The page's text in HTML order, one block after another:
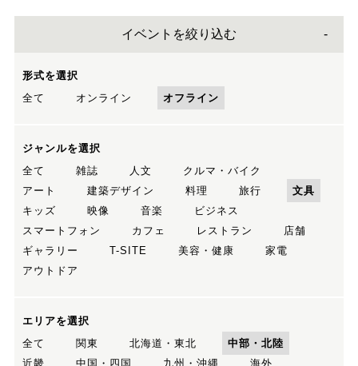
イベントを絞り込む
形式を選択
全て
オンライン オフライン
ジャンルを選択
全て
雑誌 人文
クルマ・バイク
アート
建築デザイン 料理 旅行
文具
キッズ
映像 音楽
ビジネス
スマートフォン
カフェ レストラン
店舗
ギャラリー
T-SITE 美容・健康
家電
アウトドア
エリアを選択
全て
関東 北海道・東北
中部・北陸
近畿
中国・四国 九州・沖縄 海外